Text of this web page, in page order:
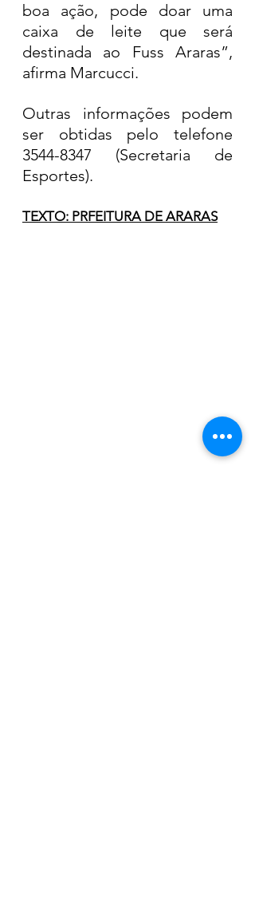
boa ação, pode doar uma
caixa de leite que será
destinada ao Fuss Araras”,
afirma Marcucci.
Outras informações podem
ser obtidas pelo telefone
3544-8347 (Secretaria de
Esportes).
TEXTO: PRFEITURA DE ARARAS